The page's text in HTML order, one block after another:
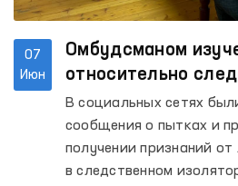
07
Июн
Омбудсманом
относительно
изолятора Бухары
В социальных сетях
сообщения о пытках и
получении признаний
в следственном